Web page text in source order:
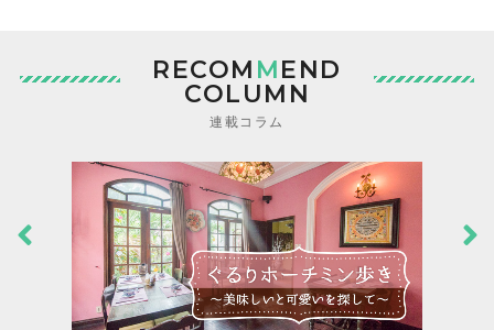
RECOM MEND
COLUMN
連載コラム